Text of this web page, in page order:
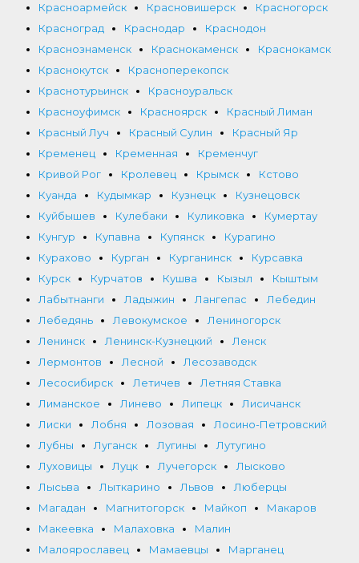
Красноармейск
Красновишерск
Красногорск
Красноград
Краснодар
Краснодон
Краснознаменск
Краснокаменск
Краснокамск
Краснокутск
Красноперекопск
Краснотурьинск
Красноуральск
Красноуфимск
Красноярск
Красный Лиман
Красный Луч
Красный Сулин
Красный Яр
Кременец
Кременная
Кременчуг
Кривой Рог
Кролевец Крымск
Кстово
Куанда
Кудымкар Кузнецк
Кузнецовск
Куйбышев
Кулебаки Куликовка
Кумертау
Кунгур
Купавна Купянск
Курагино
Курахово
Курган Курганинск
Курсавка
Курск
Курчатов Кушва Кызыл
Кыштым
Лабытнанги
Ладыжин Лангепас
Лебедин
Лебедянь
Левокумское
Лениногорск
Ленинск
Ленинск-Кузнецкий
Ленск
Лермонтов
Лесной
Лесозаводск
Лесосибирск
Летичев
Летняя Ставка
Лиманское
Линево Липецк
Лисичанск
Лиски
Лобня Лозовая
Лосино-Петровский
Лубны
Луганск Лугины
Лутугино
Луховицы
Луцк Лучегорск
Лысково
Лысьва
Лыткарино Львов
Люберцы
Магадан
Магнитогорск Майкоп
Макаров
Макеевка
Малаховка
Малин
Малоярославец
Мамаевцы
Марганец